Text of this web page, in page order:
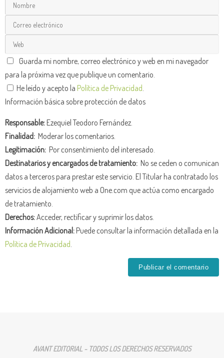
Guarda mi nombre, correo electrónico y web en mi navegador
para la próxima vez que publique un comentario.
He leído y acepto la Política de Privacidad
Información básica sobre protección de datos
Responsable:Ezequiel Teodoro Fernández.
Finalidad: Moderar los comentarios.
Legitimación: Por consentimiento del interesado.
Destinatarios y encargados de tratamiento: No se ceden o comunican
datos a terceros para prestar este servicio. El Titular ha contratado los
servicios de alojamiento web a One.com que actúa como encargado
de tratamiento.
Derechos:Acceder, rectificar y suprimir los datos.
Información Adicional:Puede consultar la información detallada en la
Política de Privacidad
AVANT EDITORIAL - TODOS LOS DERECHOS RESERVADOS